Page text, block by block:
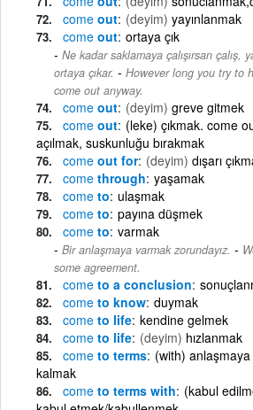
come out (deyim) yayınlanmak
come out ortaya çık
Ne kadar saklamaya çalışırsan çalış,
ortaya çıkar. - However long you try to
come out anyway.
come out (deyim) greve gitmek
come out (leke) çıkmak. come
açılmak, suskunluğu bırakmak
come out for (deyim) dışarı
come through yaşamak
come to ulaşmak
come to payına düşmek
come to varmak
Bir anlaşmaya varmak zorundayız. -
some agreement.
come to a conclusion
come to know duymak
come to life kendine gelmek
come to life (deyim) hızlanmak
come to terms (with)
kalmak
come to terms with (kabul